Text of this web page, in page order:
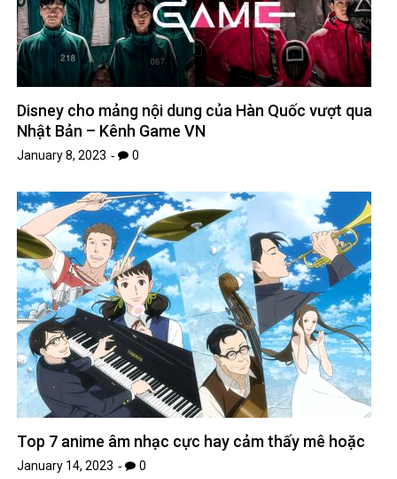
Disney cho mảng nội dung của Hàn Quốc vượt qua
Nhật Bản – Kênh Game VN
January 8, 2023 0
Top 7 anime âm nhạc cực hay cảm thấy mê hoặc
January 14, 2023 0